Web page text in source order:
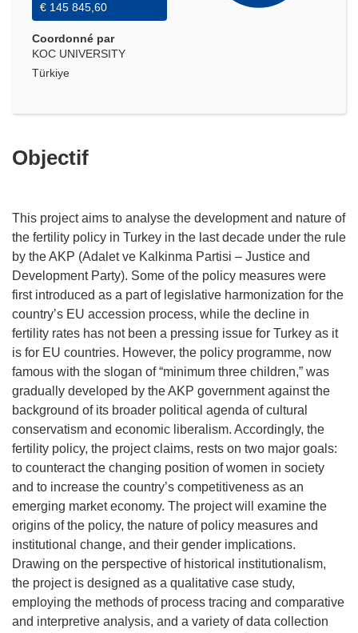
€ 145 845,60
Coordonné par
KOC UNIVERSITY
Türkiye
Objectif
This project aims to analyse the development and nature of
the fertility policy in Turkey in the last decade under the rule
by the AKP (Adalet ve Kalkinma Partisi – Justice and
Development Party). Some of the policy measures were
first introduced as a part of legislative harmonization for the
country’s EU accession process, while the decline in
fertility rates has not been a pressing issue for Turkey as it
is for EU countries. However, the policy programme, now
famous with the slogan of “minimum three children,” was
gradually developed by the AKP government against the
background of its broader political agenda of cultural
conservatism and economic liberalism. Accordingly, the
fertility policy, the project claims, rests on two major goals:
to counteract the changing position of women in society
and to increase the country’s competitiveness as an
emerging market economy. The project will examine the
origins of the policy, the nature of policy measures and
institutional change, and their gender implications.
Drawing on the perspective of historical institutionalism,
the project is designed as a qualitative case study,
employing the methods of process tracing and comparative
and interpretive analysis, and a variety of data collection